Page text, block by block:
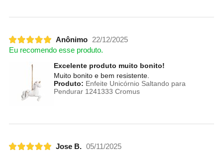
Anônimo
22/12/2025
Eu recomendo esse produto.
Excelente produto muito bonito!
Muito bonito e bem resistente.
Produto: Enfeite Unicórnio Saltando para
Pendurar 1241333 Cromus
Jose B. 05/11/2025